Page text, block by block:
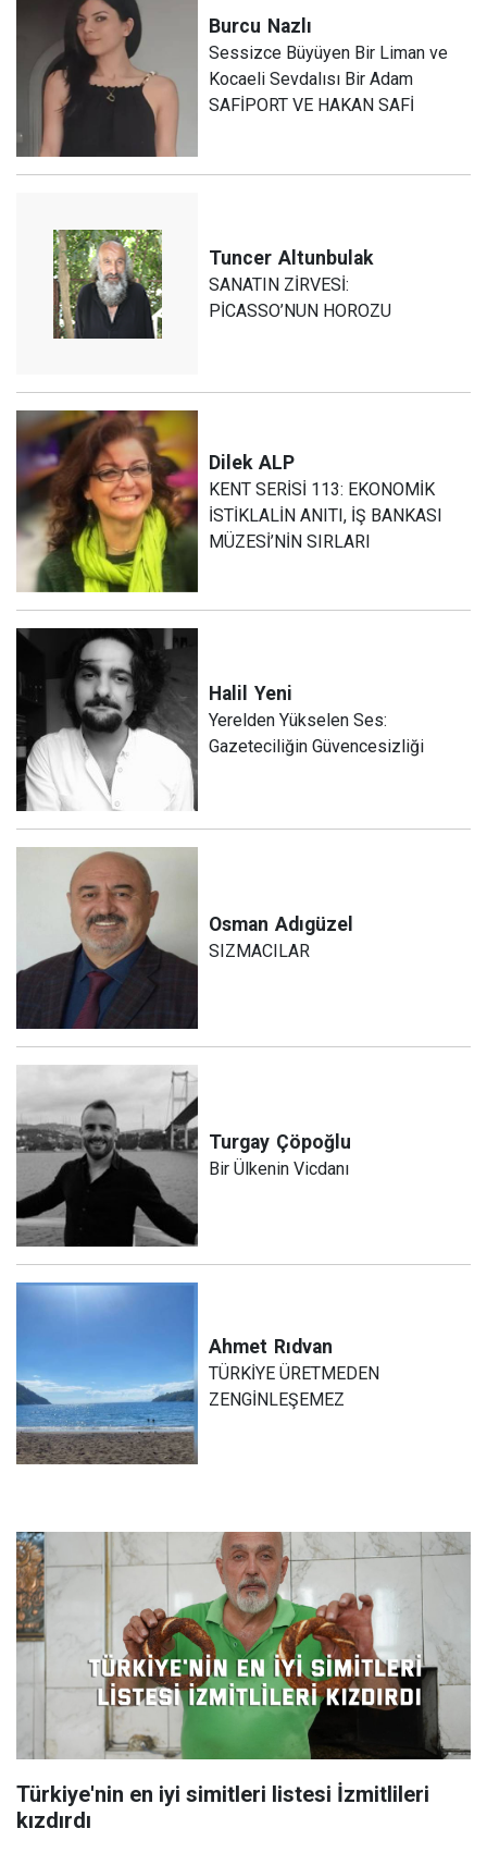
Burcu Nazlı
Sessizce Büyüyen Bir Liman ve
Kocaeli Sevdalısı Bir Adam
SAFİPORT VE HAKAN SAFİ
Tuncer Altunbulak
SANATIN ZİRVESİ:
PİCASSO’NUN HOROZU
Dilek ALP
KENT SERİSİ 113: EKONOMİK
İSTİKLALİN ANITI, İŞ BANKASI
MÜZESİ’NİN SIRLARI
Halil Yeni
Yerelden Yükselen Ses:
Gazeteciliğin Güvencesizliği
Osman Adıgüzel
SIZMACILAR
Turgay Çöpoğlu
Bir Ülkenin Vicdanı
Ahmet Rıdvan
TÜRKİYE ÜRETMEDEN
ZENGİNLEŞEMEZ
Türkiye'nin en iyi simitleri listesi İzmitlileri
kızdırdı